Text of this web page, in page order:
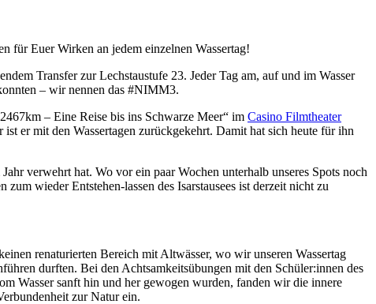
Euer Wirken an jedem einzelnen Wassertag!
Transfer zur Lechstaustufe 23. Jeder Tag am, auf und im Wasser
– wir nennen das #NIMM3.
– Eine Reise bis ins Schwarze Meer“ im Casino Filmtheater
er mit den Wassertagen zurückgekehrt. Damit hat sich heute für ihn
verwehrt hat. Wo vor ein paar Wochen unterhalb unseres Spots noch
wieder Entstehen-lassen des Isarstausees ist derzeit nicht zu
renaturierten Bereich mit Altwässer, wo wir unseren Wassertag
durften. Bei den Achtsamkeitsübungen mit den Schüler:innen des
Wasser sanft hin und her gewogen wurden, fanden wir die innere
zur Natur ein.